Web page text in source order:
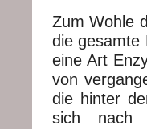
Zum Wohle
die gesamte
eine Art
von
die hinter
sich nach